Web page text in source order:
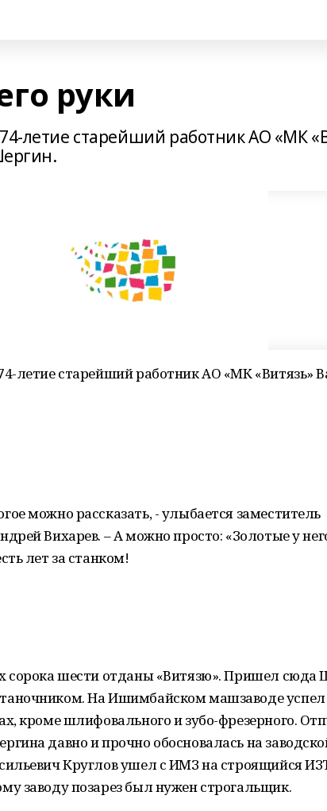
руки
летие старейший работник АО «МК
летие старейший работник АО «МК «Витязь»
можно рассказать, - улыбается заместитель
Вихарев. – А можно просто: «Золотые у
лет за станком!
сорока шести отданы «Витязю». Пришел сюда
На Ишимбайском машзаводе успел
кроме шлифовального и зубо-фрезерного.
давно и прочно обосновалась на
Круглов ушел с ИМЗ на строящийся
заводу позарез был нужен строгальщик.